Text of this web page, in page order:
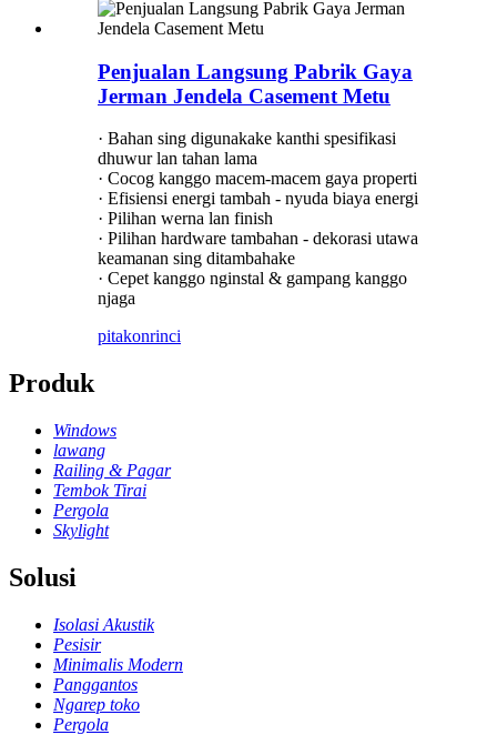
Penjualan Langsung Pabrik Gaya
Jerman Jendela Casement Metu
· Bahan sing digunakake kanthi spesifikasi
dhuwur lan tahan lama
· Cocog kanggo macem-macem gaya properti
· Efisiensi energi tambah - nyuda biaya energi
· Pilihan werna lan finish
· Pilihan hardware tambahan - dekorasi utawa
keamanan sing ditambahake
· Cepet kanggo nginstal & gampang kanggo
njaga
pitakonrinci
Produk
Windows
lawang
Railing & Pagar
Tembok Tirai
Pergola
Skylight
Solusi
Isolasi Akustik
Pesisir
Minimalis Modern
Panggantos
Ngarep toko
Pergola